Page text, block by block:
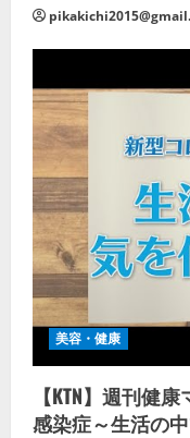
美容・健康
【KTN】週刊健
感染症～生活の